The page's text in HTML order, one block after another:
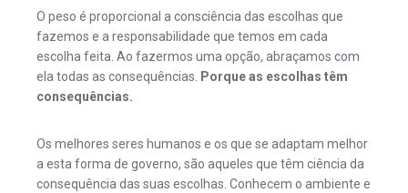
O peso é proporcional a consciência das escolhas que
fazemos e a responsabilidade que temos em cada
escolha feita. Ao fazermos uma opção, abraçamos com
ela todas as consequências. Porque as escolhas têm
consequências.
Os melhores seres humanos e os que se adaptam melhor
a esta forma de governo, são aqueles que têm ciência da
consequência das suas escolhas. Conhecem o ambiente e